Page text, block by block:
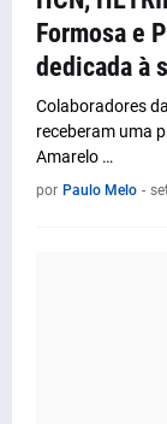
Formosa e
dedicada à
Colaboradores
receberam uma
Amarelo …
por Paulo Melo -